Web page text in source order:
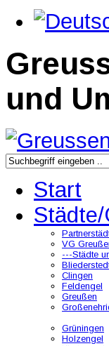
und
Start
Städte/
VG
---Städte
Clingen
Feldengel
Greußen
Grüningen
Holzengel